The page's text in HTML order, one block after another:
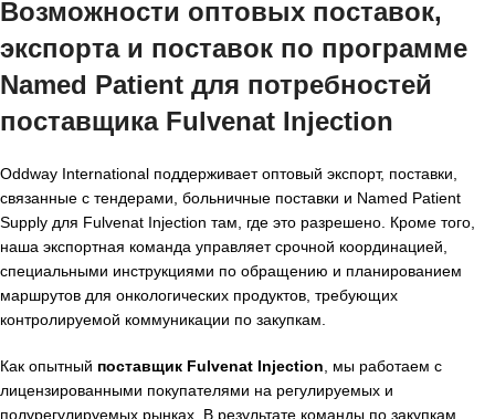
Возможности оптовых поставок,
экспорта и поставок по программе
Named Patient для потребностей
поставщика Fulvenat Injection
Oddway International поддерживает оптовый экспорт, поставки,
связанные с тендерами, больничные поставки и Named Patient
Supply для Fulvenat Injection там, где это разрешено. Кроме того,
наша экспортная команда управляет срочной координацией,
специальными инструкциями по обращению и планированием
маршрутов для онкологических продуктов, требующих
контролируемой коммуникации по закупкам.
Как опытный поставщик Fulvenat Injection , мы работаем с
лицензированными покупателями на регулируемых и
полурегулируемых рынках. В результате команды по закупкам